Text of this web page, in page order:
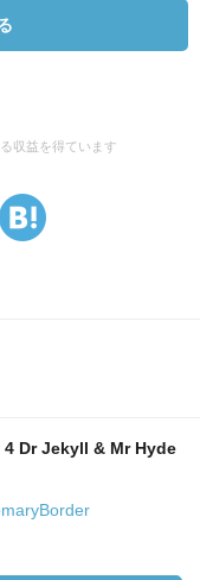
収益を得ています
Dr Jekyll & Mr Hyde